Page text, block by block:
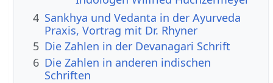
4 Sankhya und Vedanta in der Ayurveda
Praxis, Vortrag mit Dr. Rhyner
5 Die Zahlen in der Devanagari Schrift
6 Die Zahlen in anderen indischen
Schriften